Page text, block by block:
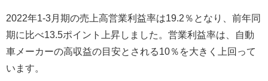
2022年1-3月期の売上高営業利益率は19.2 ％となり、前年同
期に比べ13.5ポイント上昇しました。営業利益率は、自動
車メーカーの高収益の目安とされる10％を大きく上回って
います。